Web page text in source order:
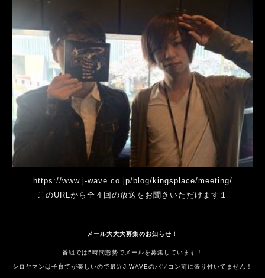
https://www.j-wave.co.jp/blog/kingsplace/meeting/
このURLから全４回の放送をお聞きいただけます１
メール大大大募集のお知らせ！
番組では5時間態勢でメールを募集しています！
シロヤマンは子育てが楽しいので最近J-WAVEのパソコン前に張り付いてません！